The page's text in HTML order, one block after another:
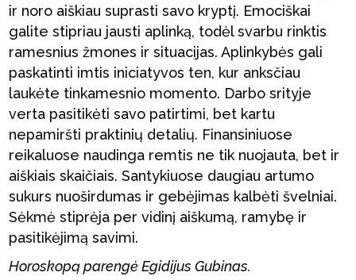
ir noro aiškiau suprasti savo kryptį. Emociškai
galite stipriau jausti aplinką, todėl svarbu rinktis
ramesnius žmones ir situacijas. Aplinkybės gali
paskatinti imtis iniciatyvos ten, kur anksčiau
laukėte tinkamesnio momento. Darbo srityje
verta pasitikėti savo patirtimi, bet kartu
nepamiršti praktinių detalių. Finansiniuose
reikaluose naudinga remtis ne tik nuojauta, bet ir
aiškiais skaičiais. Santykiuose daugiau artumo
sukurs nuoširdumas ir gebėjimas kalbėti švelniai.
Sėkmė stiprėja per vidinį aiškumą, ramybę ir
pasitikėjimą savimi.
Horoskopą parengė Egidijus Gubinas.